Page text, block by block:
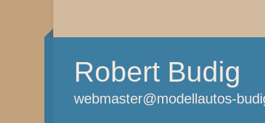
Robert Budig
webmaster@modellautos-